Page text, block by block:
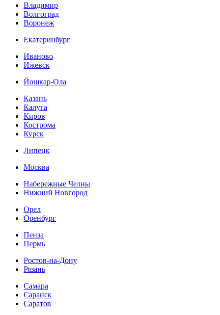
Владимир
Волгоград
Воронеж
Екатеринбург
Иваново
Ижевск
Йошкар-Ола
Казань
Калуга
Киров
Кострома
Курск
Липецк
Москва
Набережные Челны
Нижний Новгород
Орел
Оренбург
Пенза
Пермь
Ростов-на-Дону
Рязань
Самара
Саранск
Саратов